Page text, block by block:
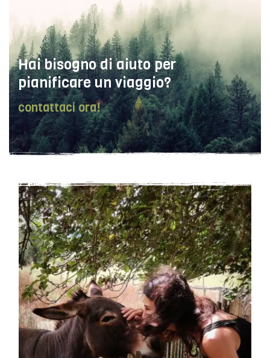
Hai bisogno di aiuto per
pianificare un viaggio?
contattaci ora!